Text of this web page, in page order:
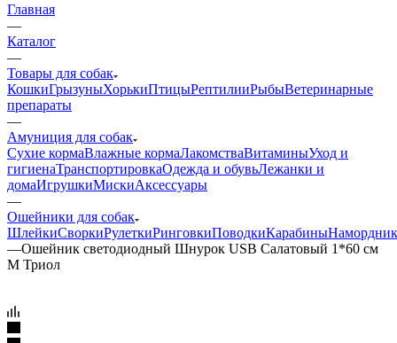
Главная
—
Каталог
—
Товары для собак
КошкиГрызуныХорькиПтицыРептилииРыбыВетеринарные
препараты
—
Амуниция для собак
Сухие кормаВлажные кормаЛакомстваВитаминыУход и
гигиенаТранспортировкаОдежда и обувьЛежанки и
домаИгрушкиМискиАксессуары
—
Ошейники для собак
ШлейкиСворкиРулеткиРинговкиПоводкиКарабины
—Ошейник светодиодный Шнурок USB Салатовый 1*60 см
M Триол